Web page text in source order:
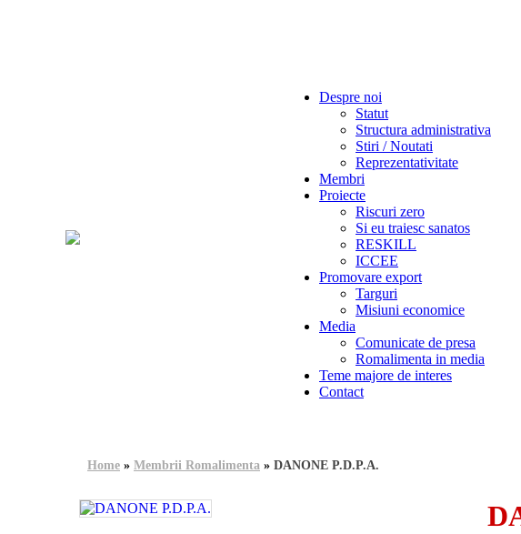
Despre noi
Statut
Structura administrativa
Stiri / Noutati
Reprezentativitate
Membri
Proiecte
Riscuri zero
Si eu traiesc sanatos
RESKILL
ICCEE
Promovare export
Targuri
Misiuni economice
Media
Comunicate de presa
Romalimenta in media
Teme majore de interes
Contact
Home » Membrii Romalimenta » DANONE P.D.P.A.